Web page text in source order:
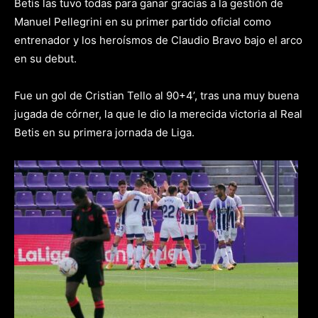
Betis las tuvo todas para ganar gracias a la gestión de
Manuel Pellegrini en su primer partido oficial como
entrenador y los heroísmos de Claudio Bravo bajo el arco
en su debut.
Fue un gol de Cristian Tello al 90+4’, tras una muy buena
jugada de córner, la que le dio la merecida victoria al Real
Betis en su primera jornada de Liga.